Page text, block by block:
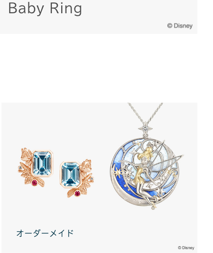
Baby Ring
オーダーメイド